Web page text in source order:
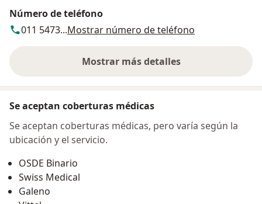
Número de teléfono
011 5473...Mostrar número de teléfono
Mostrar más detalles
sobre la dirección
Se aceptan coberturas médicas
Se aceptan coberturas médicas, pero varía según la
ubicación y el servicio.
OSDE Binario
Swiss Medical
Galeno